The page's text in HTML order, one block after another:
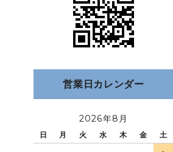
営業日カレンダー
2026年8月
日 月 火 水 木 金 土